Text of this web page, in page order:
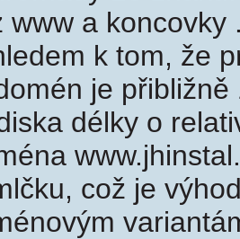
www a
k tom, že
je
délky o
což je